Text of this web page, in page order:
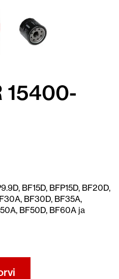
15400-
BF15D, BFP15D, BF20D,
BF30D, BF35A,
BF50D, BF60A ja